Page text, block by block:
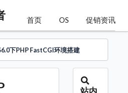
首页 OS 促销资讯
下PHP FastCGI环境搭建
站内